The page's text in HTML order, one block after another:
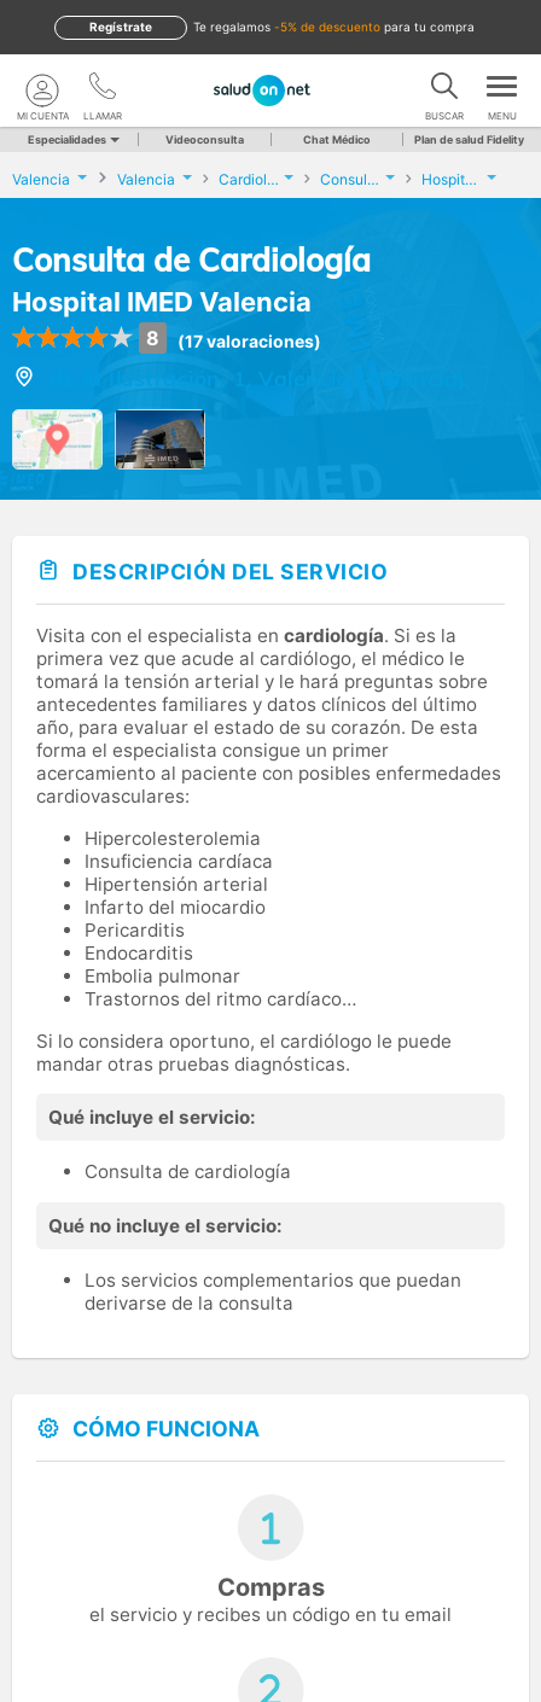
te regalamos -5% de descuento para tu compra
Regístrate
LLAMAR
MI CUENTA BUSCAR MENU
Especialidades Videoconsulta Chat Médico Plan de salud Fidelity
Valencia Valencia Cardiología Consulta de Cardiología Hospital IMED Valencia
Consulta de Cardiología
Hospital IMED Valencia
8 (17 valoraciones)
DESCRIPCIÓN DEL SERVICIO
Visita con el especialista en cardiología. Si es la
primera vez que acude al cardiólogo, el médico le
tomará la tensión arterial y le hará preguntas sobre
antecedentes familiares y datos clínicos del último
año, para evaluar el estado de su corazón. De esta
forma el especialista consigue un primer
acercamiento al paciente con posibles enfermedades
cardiovasculares:
Hipercolesterolemia
Insuficiencia cardíaca
Hipertensión arterial
Infarto del miocardio
Pericarditis
Endocarditis
Embolia pulmonar
Trastornos del ritmo cardíaco…
Si lo considera oportuno, el cardiólogo le puede
mandar otras pruebas diagnósticas.
Qué incluye el servicio:
Consulta de cardiología
Qué no incluye el servicio:
Los servicios complementarios que puedan
derivarse de la consulta
CÓMO FUNCIONA
Compras
el servicio y recibes un código en tu email